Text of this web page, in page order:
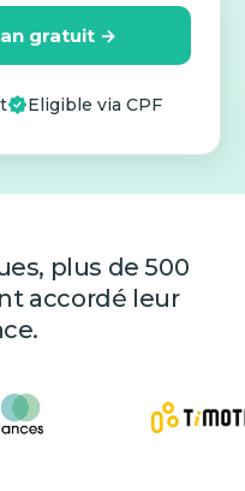
gratuit →
Eligible via CPF
plus de 500
accordé leur